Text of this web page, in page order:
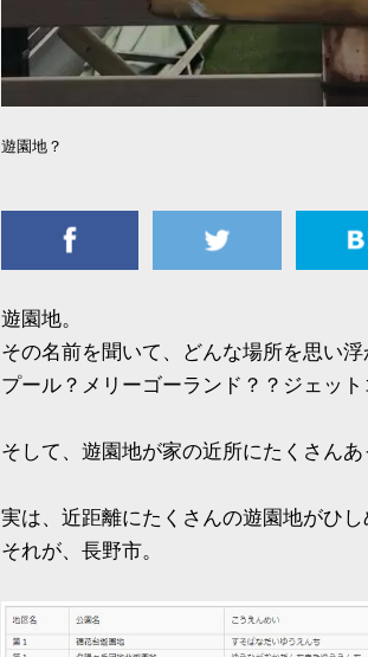
遊園地？
遊園地。
その名前を聞いて、どんな場所を思い
プール？メリーゴーランド？？ジェット
そして、遊園地が家の近所にたくさん
実は、近距離にたくさんの遊園地がひし
それが、長野市。